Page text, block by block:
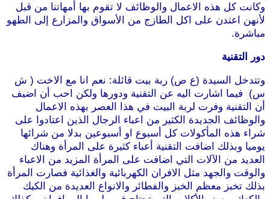
وكانت كل هذه الاعمال والوظائف لا تقوم بها أمهاتنا من قبل
لأنهن اعتدن على اكل الطازج من الأسواق والمزارع إلى الطهو
مباشرة.
دور التقنية
وتتدخل السيدة (ع ص) ربة بيت قائلة: نعم انا مع الاخت ( ش
س) فيما اشارت اليه عن التقنية ودورها ولكن احب أن اضيف
أن التقنية وفرت لربة البيت في هذا العصر بهذه الاعمال
والوظائف الجديدة الكثير من اعباء الرجال الذين اعتادوا على
شراء هذه المأكولات كل أسبوع او أسبوعين بدلا من شرائها
يوميا وبذلك اضافت التقنية أعباء كثيرة على المرأة وهناك
العديد من الآلات التي اضافت على المرأة المزيد من الاعباء
والوقت والجهد مثل الافران الكهربائية والغذائية فصارت المرأة
بذلك تخبز معظم الخبز والفطائر والانواع العديدة من الكيك